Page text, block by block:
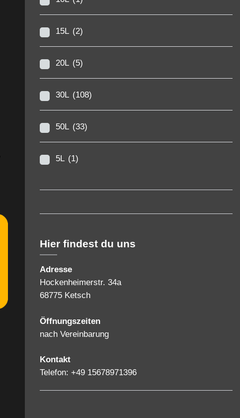
15L (2)
20L (5)
30L (108)
50L (33)
5L (1)
Hier findest du uns
Adresse
Hockenheimerstr. 34a
68775 Ketsch
Öffnungszeiten
nach Vereinbarung
Kontakt
Telefon: +49 15678971396